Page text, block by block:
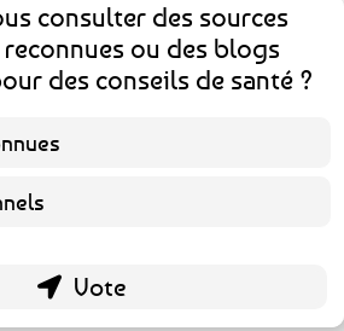
consulter des sources
reconnues ou des blogs
des conseils de santé ?